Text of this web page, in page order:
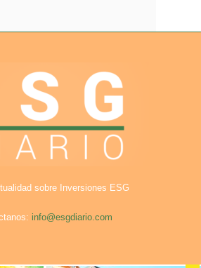
sobre Inversiones ESG
info@esgdiario.com